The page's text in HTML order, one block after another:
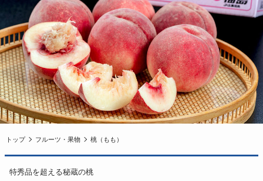
トップ フルーツ・果物 桃（もも）
特秀品を超える秘蔵の桃